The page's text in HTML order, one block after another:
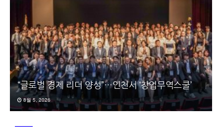
“글로벌 경제 리더 양성”…인천서 ‘창업무역스쿨’
8월 5, 2026